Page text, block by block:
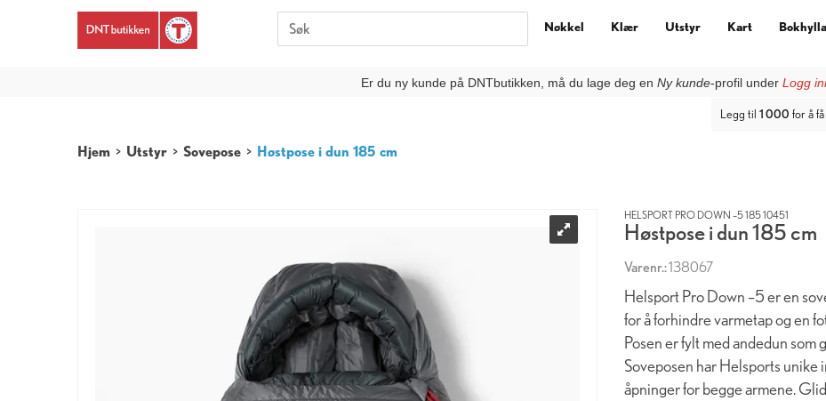
Er du ny kunde på DNTbutikken, må du lage deg en Ny kunde-profil under Logg
Nøkkel Klær Utstyr Kart Bokhylla
Legg til 1 000 for å
Hjem > Utstyr > Sovepose > Høstpose i dun 185 cm
HELSPORT PRO DOWN –5 185 10451
Høstpose i dun 185 cm
Varenr.:138067
Helsport Pro Down –5 er en
for å forhindre varmetap og en
Posen er fylt med andedun
Soveposen har Helsports
åpninger for begge armene.